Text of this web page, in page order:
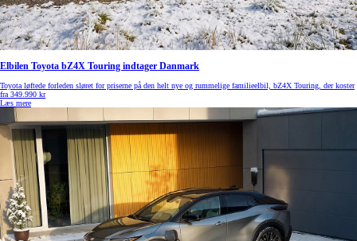
Elbilen Toyota bZ4X Touring indtager Danmark
Toyota løftede forleden sløret for priserne på den helt nye og rummelige familieelbil, bZ4X Touring, der koster
fra 349.990 kr
Læs mere